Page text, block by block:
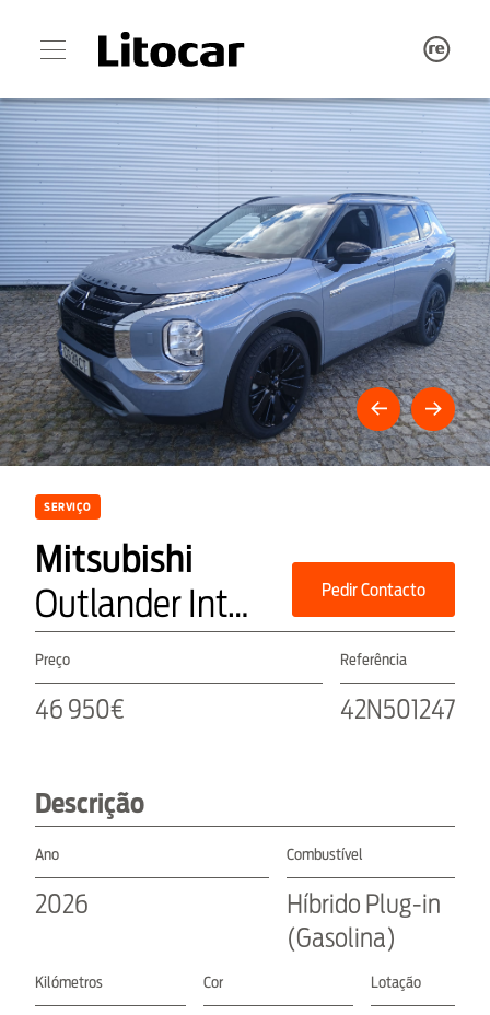
SERVIÇO
Mitsubishi
Outlander Intense Phev
Pedir Contacto
Preço
46 950€
Referência
42N501247
Descrição
Ano
2026
Combustível
Híbrido Plug-in
(Gasolina)
Kilómetros Cor Lotação